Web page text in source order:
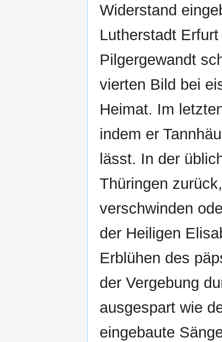
Widerstand
Lutherstadt
Pilgergewandt
vierten Bild bei
Heimat. Im
indem er
lässt. In der
Thüringen
verschwinden
der Heiligen
Erblühen des
der Vergebung
ausgespart wie
eingebaute